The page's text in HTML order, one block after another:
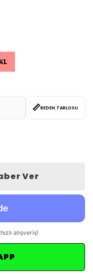
📏BEDEN TABLOSU
Ver